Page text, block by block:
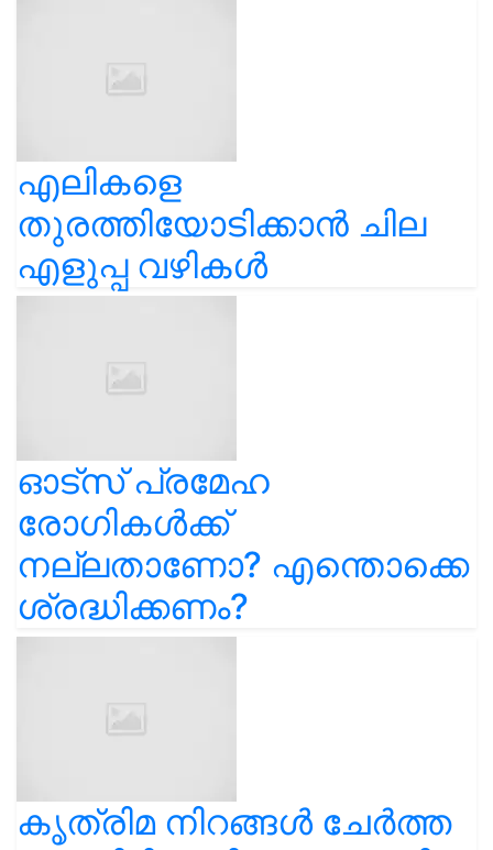
എലികളെ
തുരത്തിയോടിക്കാൻ ചില
എളുപ്പ വഴികൾ
ഓട്സ് പ്രമേഹ
രോഗികൾക്ക്
നല്ലതാണോ? എന്തൊക്കെ
ശ്രദ്ധിക്കണം?
കൃത്രിമ നിറങ്ങൾ ചേർത്ത